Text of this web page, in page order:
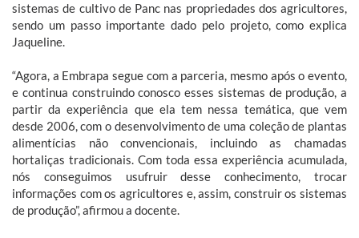
sistemas de cultivo de Panc nas propriedades dos agricultores,
sendo um passo importante dado pelo projeto, como explica
Jaqueline.
“Agora, a Embrapa segue com a parceria, mesmo após o evento,
e continua construindo conosco esses sistemas de produção, a
partir da experiência que ela tem nessa temática, que vem
desde 2006, com o desenvolvimento de uma coleção de plantas
alimentícias não convencionais, incluindo as chamadas
hortaliças tradicionais. Com toda essa experiência acumulada,
nós conseguimos usufruir desse conhecimento, trocar
informações com os agricultores e, assim, construir os sistemas
de produção”, afirmou a docente.